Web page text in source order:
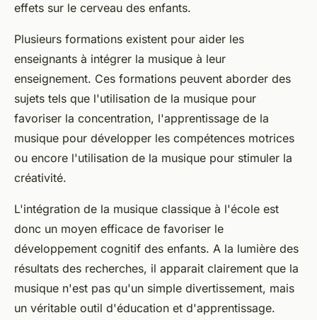
effets sur le cerveau des enfants.
Plusieurs formations existent pour aider les
enseignants à intégrer la musique à leur
enseignement. Ces formations peuvent aborder des
sujets tels que l'utilisation de la musique pour
favoriser la concentration, l'apprentissage de la
musique pour développer les compétences motrices
ou encore l'utilisation de la musique pour stimuler la
créativité.
L'intégration de la musique classique à l'école est
donc un moyen efficace de favoriser le
développement cognitif des enfants. A la lumière des
résultats des recherches, il apparait clairement que la
musique n'est pas qu'un simple divertissement, mais
un véritable outil d'éducation et d'apprentissage.